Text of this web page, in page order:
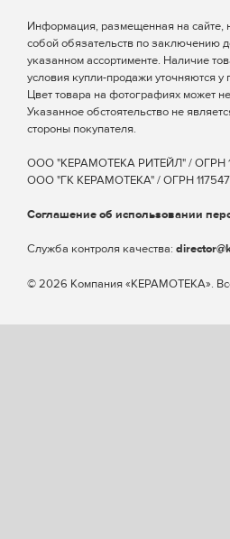
Информация, размещенная на сайте,
собой обязательств по заключению
указанном ассортименте. Наличие
условия купли-продажи уточняются
Цвет товара на фотографиях может
Указанное обстоятельство не
стороны покупателя.
ООО "КЕРАМОТЕКА РИТЕЙЛ" / ОГРН
ООО "ГК КЕРАМОТЕКА" / ОГРН
Соглашение об использовании
Cлужба контроля качества:
© 2026 Компания «КЕРАМОТЕКА».